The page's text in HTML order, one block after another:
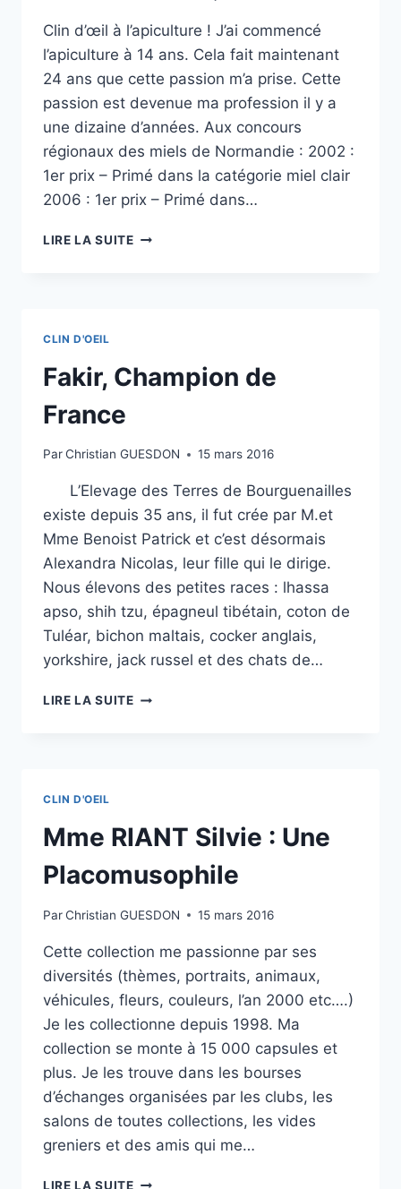
Clin d’œil à l’apiculture ! J’ai commencé
l’apiculture à 14 ans. Cela fait maintenant
24 ans que cette passion m’a prise. Cette
passion est devenue ma profession il y a
une dizaine d’années. Aux concours
régionaux des miels de Normandie : 2002 :
1er prix – Primé dans la catégorie miel clair
2006 : 1er prix – Primé dans…
LIRE LA SUITECLIN
CLIN D'OEIL
Fakir, Champion de
France
ParChristian GUESDON 15 mars 2016
L’Elevage des Terres de Bourguenailles
existe depuis 35 ans, il fut crée par M.et
Mme Benoist Patrick et c’est désormais
Alexandra Nicolas, leur fille qui le dirige.
Nous élevons des petites races : lhassa
apso, shih tzu, épagneul tibétain, coton de
Tuléar, bichon maltais, cocker anglais,
yorkshire, jack russel et des chats de…
LIRE LA SUITEFAKIR,
CLIN D'OEIL
Mme RIANT Silvie : Une
Placomusophile
ParChristian GUESDON 15 mars 2016
Cette collection me passionne par ses
diversités (thèmes, portraits, animaux,
véhicules, fleurs, couleurs, l’an 2000 etc….)
Je les collectionne depuis 1998. Ma
collection se monte à 15 000 capsules et
plus. Je les trouve dans les bourses
d’échanges organisées par les clubs, les
salons de toutes collections, les vides
greniers et des amis qui me…
LIRE LA SUITEMME